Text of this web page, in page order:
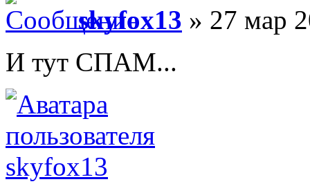
skyfox13 » 27 мар
И тут СПАМ...
skyfox13